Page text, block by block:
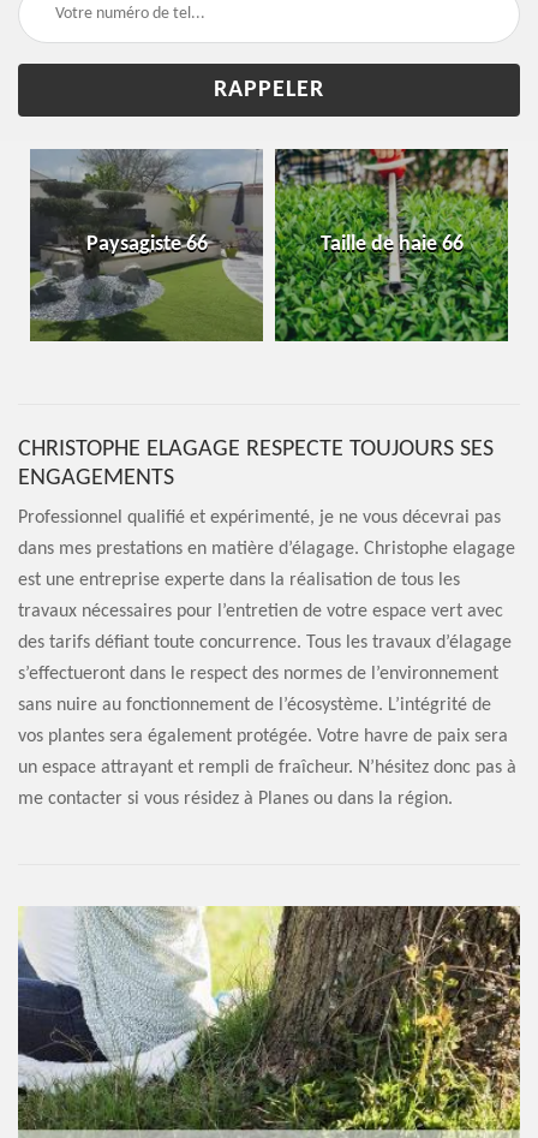
Paysagiste 66 Taille de haie 66
CHRISTOPHE ELAGAGE RESPECTE TOUJOURS SES
ENGAGEMENTS
Professionnel qualifié et expérimenté, je ne vous décevrai pas
dans mes prestations en matière d’élagage. Christophe elagage
est une entreprise experte dans la réalisation de tous les
travaux nécessaires pour l’entretien de votre espace vert avec
des tarifs défiant toute concurrence. Tous les travaux d’élagage
s’effectueront dans le respect des normes de l’environnement
sans nuire au fonctionnement de l’écosystème. L’intégrité de
vos plantes sera également protégée. Votre havre de paix sera
un espace attrayant et rempli de fraîcheur. N’hésitez donc pas à
me contacter si vous résidez à Planes ou dans la région.